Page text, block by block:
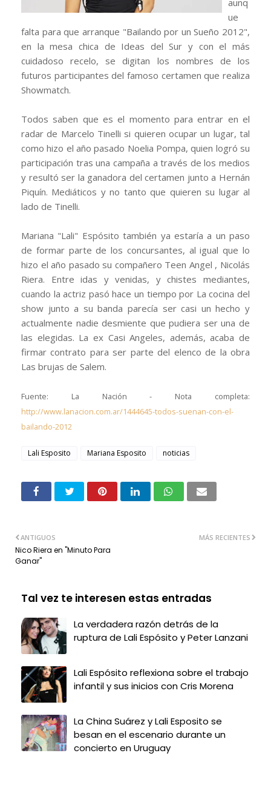
ue
falta para que arranque "Bailando por un Sueño 2012",
en la mesa chica de Ideas del Sur y con el más
cuidadoso recelo, se digitan los nombres de los
futuros participantes del famoso certamen que realiza
Showmatch.
Todos saben que es el momento para entrar en el
radar de Marcelo Tinelli si quieren ocupar un lugar, tal
como hizo el año pasado Noelia Pompa, quien logró su
participación tras una campaña a través de los medios
y resultó ser la ganadora del certamen junto a Hernán
Piquín. Mediáticos y no tanto que quieren su lugar al
lado de Tinelli.
Mariana "Lali" Espósito también ya estaría a un paso
de formar parte de los concursantes, al igual que lo
hizo el año pasado su compañero Teen Angel , Nicolás
Riera. Entre idas y venidas, y chistes mediantes,
cuando la actriz pasó hace un tiempo por La cocina del
show junto a su banda parecía ser casi un hecho y
actualmente nadie desmiente que pudiera ser una de
las elegidas. La ex Casi Angeles, además, acaba de
firmar contrato para ser parte del elenco de la obra
Las brujas de Salem.
Fuente: La Nación - Nota completa:
http://www.lanacion.com.ar/1444645-todos-suenan-con-el-
bailando-2012
Lali Esposito Mariana Esposito noticias
MÁS RECIENTES
ANTIGUOS
Nico Riera en "Minuto Para
Ganar"
Tal vez te interesen estas entradas
La verdadera razón detrás de la
ruptura de Lali Espósito y Peter Lanzani
Lali Espósito reflexiona sobre el trabajo
infantil y sus inicios con Cris Morena
La China Suárez y Lali Esposito se
besan en el escenario durante un
concierto en Uruguay